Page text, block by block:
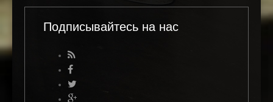
Подписывайтесь на нас